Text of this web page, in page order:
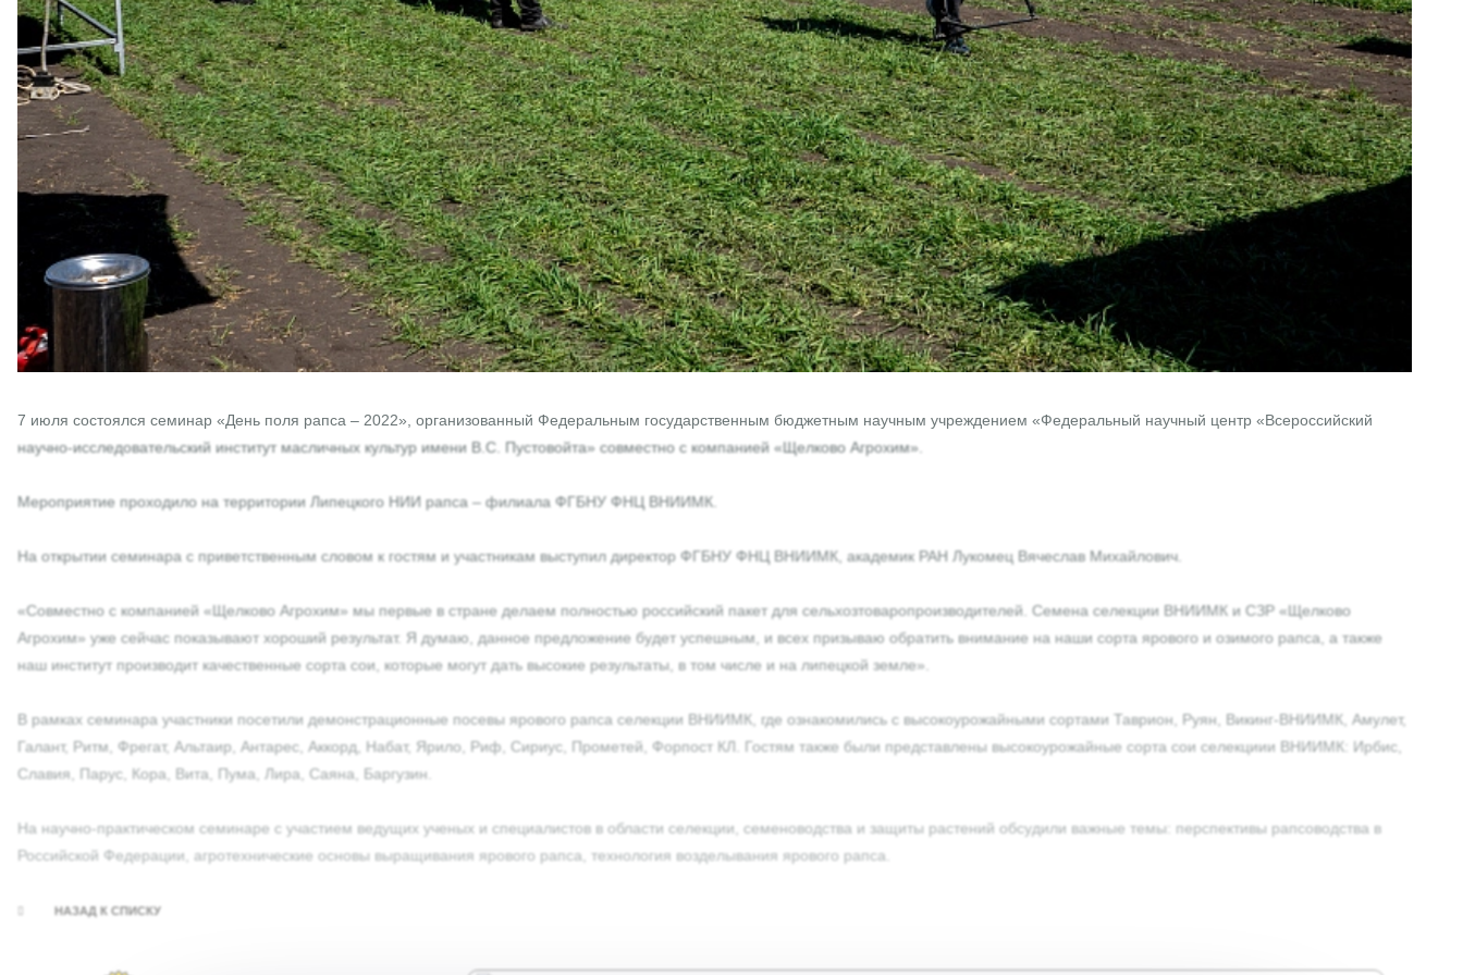
7 июля состоялся семинар «День поля рапса – 2022», организованный Федеральным государственным бюджетным научным учреждением «Федеральный научный центр «Всероссийский
научно-исследовательский институт масличных культур имени В.С. Пустовойта» совместно с компанией «Щелково Агрохим».
Мероприятие проходило на территории Липецкого НИИ рапса – филиала ФГБНУ ФНЦ ВНИИМК.
На открытии семинара с приветственным словом к гостям и участникам выступил директор ФГБНУ ФНЦ ВНИИМК, академик РАН Лукомец Вячеслав Михайлович.
«Совместно с компанией «Щелково Агрохим» мы первые в стране делаем полностью российский пакет для сельхозтоваропроизводителей. Семена селекции ВНИИМК и СЗР «Щелково
Агрохим» уже сейчас показывают хороший результат. Я думаю, данное предложение будет успешным, и всех призываю обратить внимание на наши сорта ярового и озимого рапса, а также
наш институт производит качественные сорта сои, которые могут дать высокие результаты, в том числе и на липецкой земле».
В рамках семинара участники посетили демонстрационные посевы ярового рапса селекции ВНИИМК, где ознакомились с высокоурожайными сортами Таврион, Руян, Викинг-ВНИИМК, Амулет,
Галант, Ритм, Фрегат, Альтаир, Антарес, Аккорд, Набат, Ярило, Риф, Сириус, Прометей, Форпост КЛ. Гостям также были представлены высокоурожайные сорта сои селекциии ВНИИМК: Ирбис,
Славия, Парус, Кора, Вита, Пума, Лира, Саяна, Баргузин.
На научно-практическом семинаре с участием ведущих ученых и специалистов в области селекции, семеноводства и защиты растений обсудили важные темы: перспективы рапсоводства в
Российской Федерации, агротехнические основы выращивания ярового рапса, технология возделывания ярового рапса.
НАЗАД К СПИСКУ